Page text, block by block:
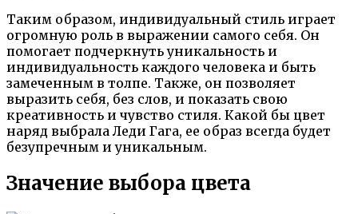
Таким образом, индивидуальный стиль играет
огромную роль в выражении самого себя. Он
помогает подчеркнуть уникальность и
индивидуальность каждого человека и быть
замеченным в толпе. Также, он позволяет
выразить себя, без слов, и показать свою
креативность и чувство стиля. Какой бы цвет
наряд выбрала Леди Гага, ее образ всегда будет
безупречным и уникальным.
Значение выбора цвета